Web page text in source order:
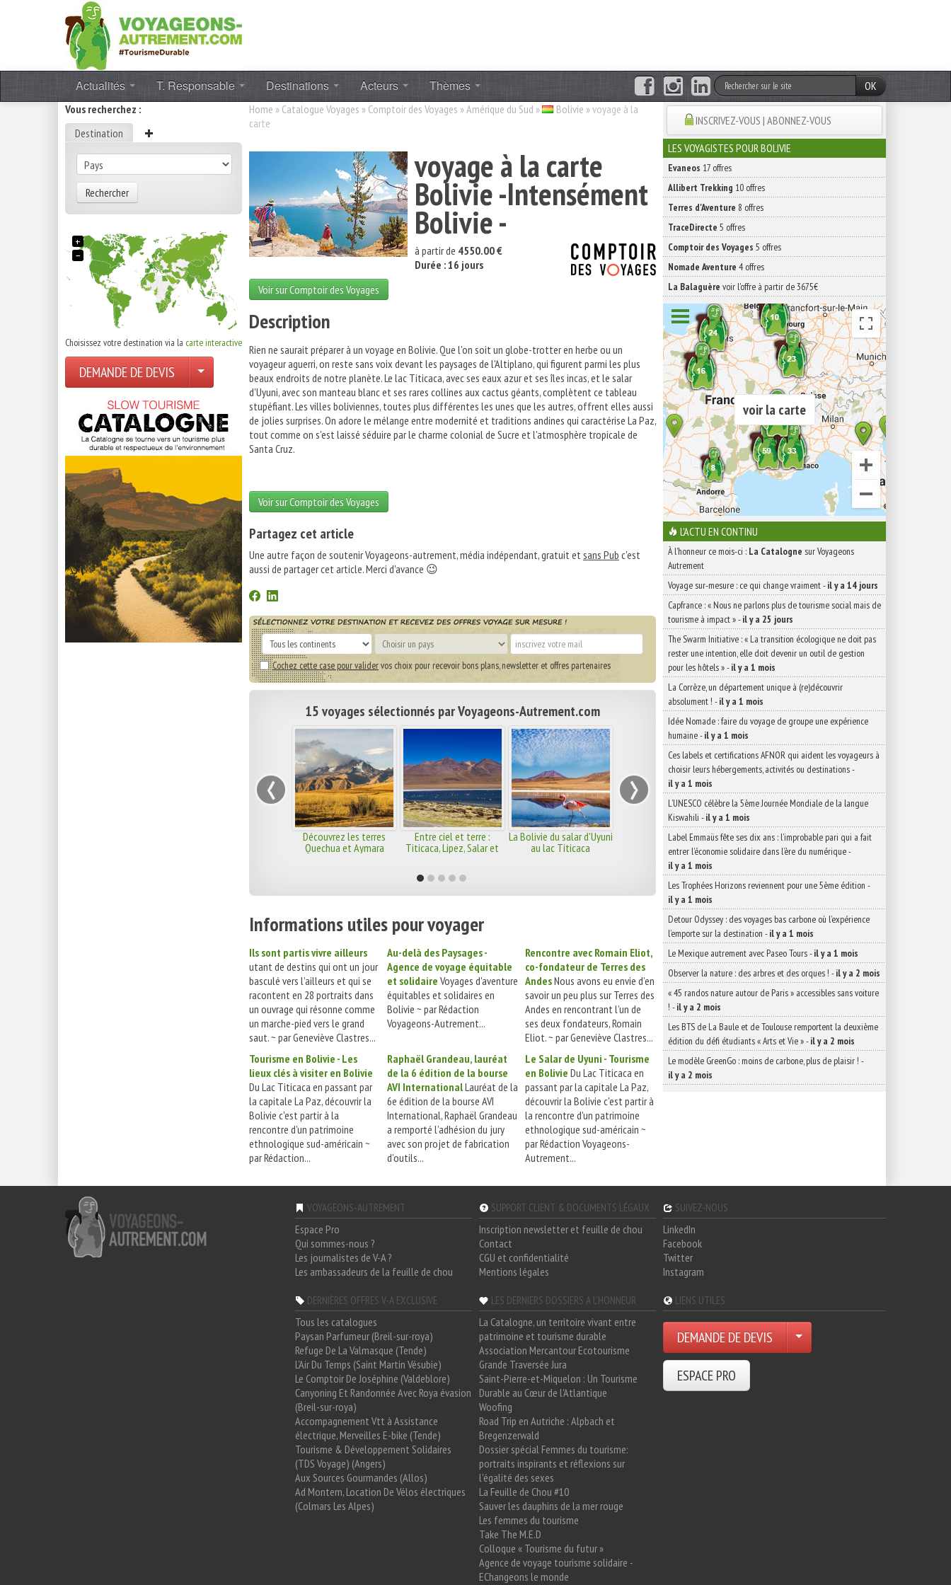
Actualités T. Responsable Destinations Acteurs Thèmes
OK
Vous recherchez :
Destination
Rechercher
+
−
Choisissez votre destination via la carte interactive
DEMANDE DE DEVIS
Home » Catalogue Voyages » Comptoir des Voyages »Amérique du Sud » Bolivie »voyage à la
carte
voyage à la carte
Bolivie -Intensément
Bolivie -
à partir de 4550.00 €
Durée : 16 jours
Voir sur Comptoir des Voyages
Description
Rien ne saurait préparer à un voyage en Bolivie. Que l'on soit un globe-trotter en herbe ou un
voyageur aguerri, on reste sans voix devant les paysages de l'Altiplano, qui figurent parmi les plus
beaux endroits de notre planète. Le lac Titicaca, avec ses eaux azur et ses îles incas, et le salar
d'Uyuni, avec son manteau blanc et ses rares collines aux cactus géants, complètent ce tableau
stupéfiant. Les villes boliviennes, toutes plus différentes les unes que les autres, offrent elles aussi
de jolies surprises. On adore le mélange entre modernité et traditions andines qui caractérise La Paz,
tout comme on s'est laissé séduire par le charme colonial de Sucre et l'atmosphère tropicale de
Santa Cruz.
Voir sur Comptoir des Voyages
Partagez cet article
Une autre façon de soutenir Voyageons-autrement, média indépendant, gratuit etsans Pub c'est
aussi de partager cet article. Merci d'avance 😉
Cochez cette case pour validervos choix pour recevoir bons plans, newsletter et offres partenaires
15 voyages sélectionnés par Voyageons-Autrement.com
Découvrez les terres
Quechua et Aymara
Entre ciel et terre :
Titicaca, Lipez, Salar et
La Bolivie du salar d'Uyuni
au lac Titicaca
‹ ›
Informations utiles pour voyager
Ils sont partis vivre ailleurs
utant de destins qui ont un jour
basculé vers l’ailleurs et qui se
racontent en 28 portraits dans
un ouvrage qui résonne comme
un marche-pied vers le grand
saut. ~ par Geneviève Clastres...
Au-delà des Paysages -
Agence de voyage équitable
et solidaire Voyages d'aventure
équitables et solidaires en
Bolivie ~ par Rédaction
Voyageons-Autrement...
Rencontre avec Romain Eliot,
co-fondateur de Terres des
AndesNous avons eu envie d’en
savoir un peu plus sur Terres des
Andes en rencontrant l’un de
ses deux fondateurs, Romain
Eliot. ~ par Geneviève Clastres...
Tourisme en Bolivie - Les
lieux clés à visiter en Bolivie
Du Lac Titicaca en passant par
la capitale La Paz, découvrir la
Bolivie c'est partir à la
rencontre d'un patrimoine
ethnologique sud-américain ~
par Rédaction...
Raphaël Grandeau, lauréat
de la 6 édition de la bourse
AVI InternationalLauréat de la
6e édition de la bourse AVI
International, Raphaël Grandeau
a remporté l’adhésion du jury
avec son projet de fabrication
d’outils...
Le Salar de Uyuni - Tourisme
en Bolivie Du Lac Titicaca en
passant par la capitale La Paz,
découvrir la Bolivie c'est partir à
la rencontre d'un patrimoine
ethnologique sud-américain ~
par Rédaction Voyageons-
Autrement...
INSCRIVEZ-VOUS | ABONNEZ-VOUS
LES VOYAGISTES POUR BOLIVIE
Evaneos 17 offres
Allibert Trekking 10 offres
Terres d'Aventure 8 offres
TraceDirecte 5 offres
Comptoir des Voyages 5 offres
Nomade Aventure 4 offres
La Balaguère voir l'offre à partir de 3675€
voir la carte
L'ACTU EN CONTINU
À l'honneur ce mois-ci : La Catalogne sur Voyageons
Autrement
Voyage sur-mesure : ce qui change vraiment-il y a 14 jours
Capfrance : « Nous ne parlons plus de tourisme social mais de
tourisme à impact »-il y a 25 jours
The Swarm Initiative : « La transition écologique ne doit pas
rester une intention, elle doit devenir un outil de gestion
pour les hôtels »-il y a 1 mois
La Corrèze, un département unique à (re)découvrir
absolument ! -il y a 1 mois
Idée Nomade : faire du voyage de groupe une expérience
humaine-il y a 1 mois
Ces labels et certifications AFNOR qui aident les voyageurs à
choisir leurs hébergements, activités ou destinations-
il y a 1 mois
L’UNESCO célèbre la 5ème Journée Mondiale de la langue
Kiswahili -il y a 1 mois
Label Emmaüs fête ses dix ans : l’improbable pari qui a fait
entrer l’économie solidaire dans l’ère du numérique-
il y a 1 mois
Les Trophées Horizons reviennent pour une 5ème édition -
il y a 1 mois
Detour Odyssey : des voyages bas carbone où l’expérience
l’emporte sur la destination -il y a 1 mois
Le Mexique autrement avec Paseo Tours-il y a 1 mois
Observer la nature : des arbres et des orques ! -il y a 2 mois
« 45 randos nature autour de Paris » accessibles sans voiture
! -il y a 2 mois
Les BTS de La Baule et de Toulouse remportent la deuxième
édition du défi étudiants « Arts et Vie »-il y a 2 mois
Le modèle GreenGo : moins de carbone, plus de plaisir ! -
il y a 2 mois
VOYAGEONS-AUTREMENT
Espace Pro
Qui sommes-nous ?
Les journalistes de V-A ?
Les ambassadeurs de la feuille de chou
SUPPORT CLIENT & DOCUMENTS LÉGAUX
Inscription newsletter et feuille de chou
Contact
CGU et confidentialité
Mentions légales
SUIVEZ-NOUS
LinkedIn
Facebook
Twitter
Instagram
DERNIÈRES OFFRES V-A EXCLUSIVE
Tous les catalogues
Paysan Parfumeur (Breil-sur-roya)
Refuge De La Valmasque (Tende)
L'Air Du Temps (Saint Martin Vésubie)
Le Comptoir De Joséphine (Valdeblore)
Canyoning Et Randonnée Avec Roya évasion
(Breil-sur-roya)
Accompagnement Vtt à Assistance
électrique, Merveilles E-bike (Tende)
Tourisme & Développement Solidaires
(TDS Voyage) (Angers)
Aux Sources Gourmandes (Allos)
Ad Montem, Location De Vélos électriques
(Colmars Les Alpes)
LES DERNIERS DOSSIERS A L'HONNEUR
La Catalogne, un territoire vivant entre
patrimoine et tourisme durable
Association Mercantour Ecotourisme
Grande Traversée Jura
Saint-Pierre-et-Miquelon : Un Tourisme
Durable au Cœur de l'Atlantique
Woofing
Road Trip en Autriche : Alpbach et
Bregenzerwald
Dossier spécial Femmes du tourisme:
portraits inspirants et réflexions sur
l'égalité des sexes
La Feuille de Chou #10
Sauver les dauphins de la mer rouge
Les femmes du tourisme
Take The M.E.D
Colloque « Tourisme du futur »
Agence de voyage tourisme solidaire -
EChangeons le monde
LIENS UTILES
DEMANDE DE DEVIS
ESPACE PRO